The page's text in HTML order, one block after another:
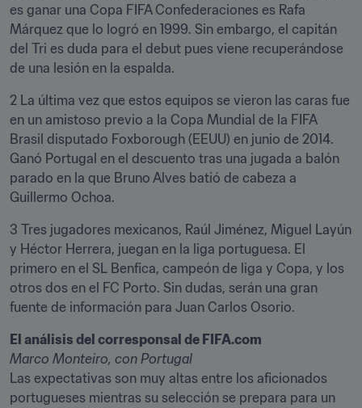
es ganar una Copa FIFA Confederaciones es Rafa
Márquez que lo logró en 1999. Sin embargo, el capitán
del Tri es duda para el debut pues viene recuperándose
de una lesión en la espalda.
2 La última vez que estos equipos se vieron las caras fue
en un amistoso previo a la Copa Mundial de la FIFA
Brasil disputado Foxborough (EEUU) en junio de 2014.
Ganó Portugal en el descuento tras una jugada a balón
parado en la que Bruno Alves batió de cabeza a
Guillermo Ochoa.
3 Tres jugadores mexicanos, Raúl Jiménez, Miguel Layún
y Héctor Herrera, juegan en la liga portuguesa. El
primero en el SL Benfica, campeón de liga y Copa, y los
otros dos en el FC Porto. Sin dudas, serán una gran
fuente de información para Juan Carlos Osorio.
El análisis del corresponsal de FIFA.com
Marco Monteiro, con Portugal
Las expectativas son muy altas entre los aficionados
portugueses mientras su selección se prepara para un